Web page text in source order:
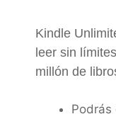
Kindle
leer sin
millón de
Podrás